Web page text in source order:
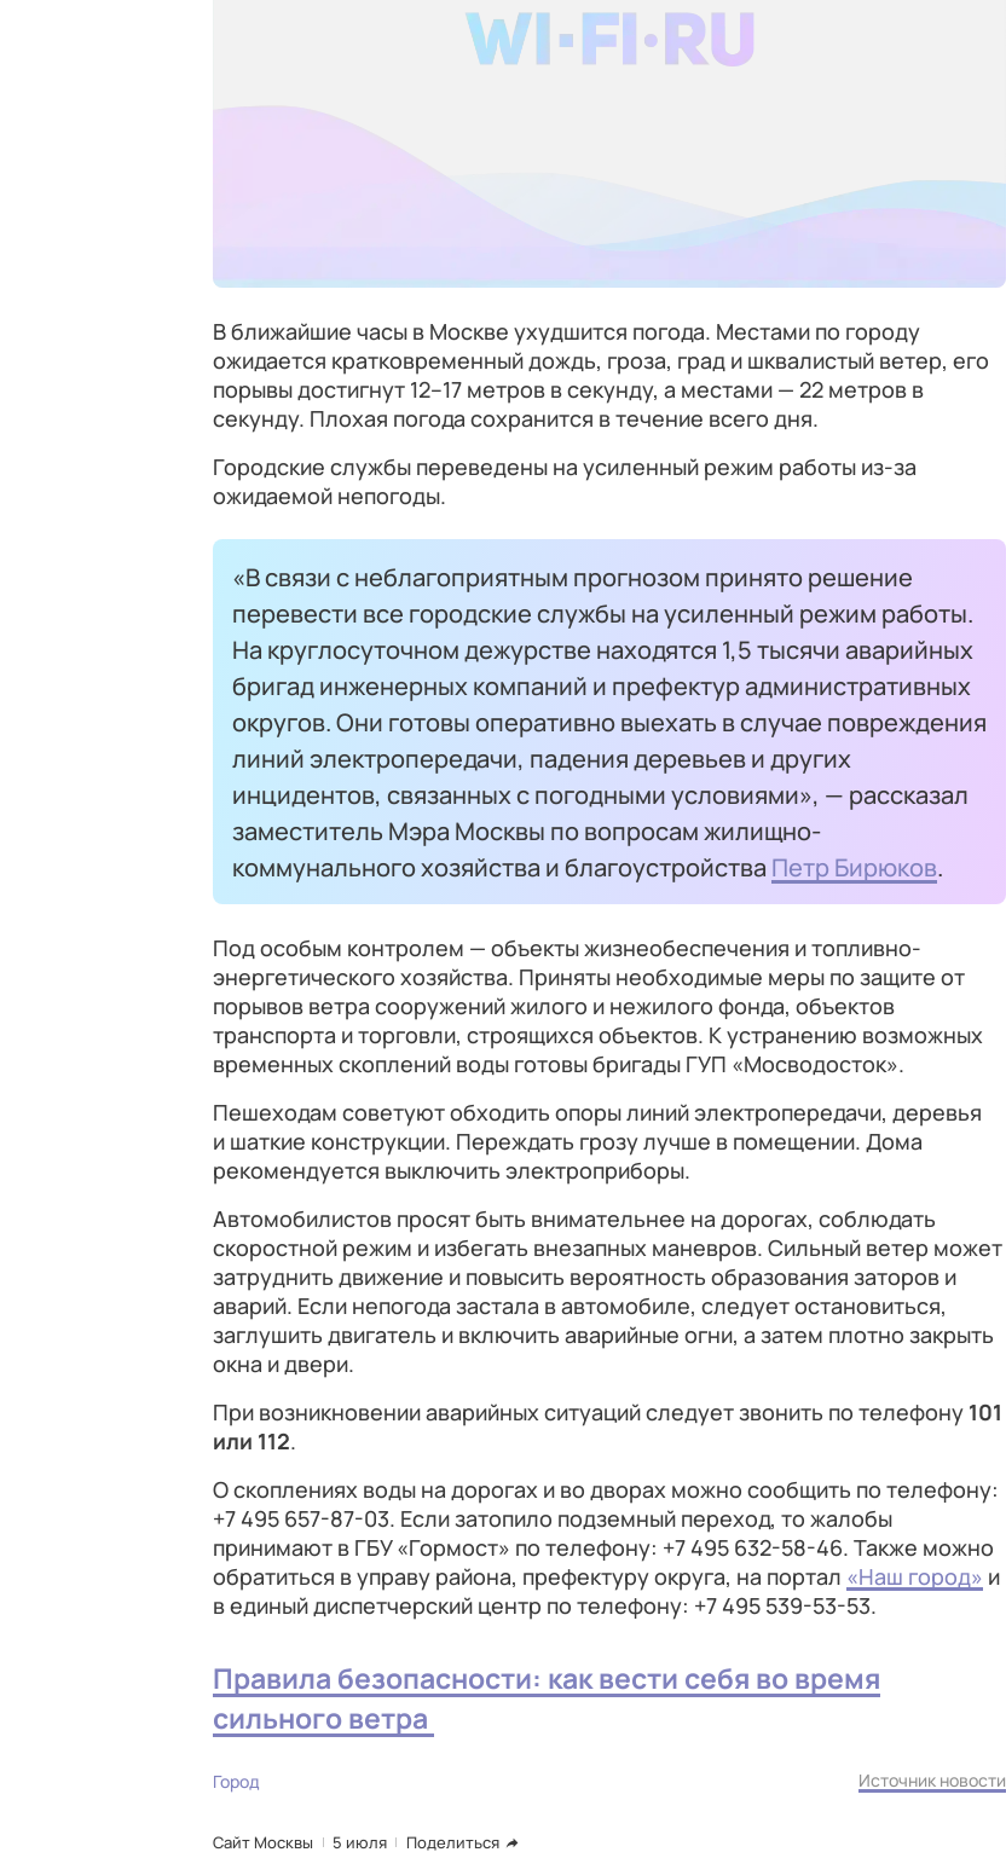
В ближайшие часы в Москве ухудшится погода. Местами по городу
ожидается кратковременный дождь, гроза, град и шквалистый ветер, его
порывы достигнут 12–17 метров в секунду, а местами — 22 метров в
секунду. Плохая погода сохранится в течение всего дня.
Городские службы переведены на усиленный режим работы из-за
ожидаемой непогоды.
«В связи с неблагоприятным прогнозом принято решение
перевести все городские службы на усиленный режим работы.
На круглосуточном дежурстве находятся 1,5 тысячи аварийных
бригад инженерных компаний и префектур административных
округов. Они готовы оперативно выехать в случае повреждения
линий электропередачи, падения деревьев и других
инцидентов, связанных с погодными условиями», — рассказал
заместитель Мэра Москвы по вопросам жилищно-
коммунального хозяйства и благоустройства Петр Бирюков.
Под особым контролем — объекты жизнеобеспечения и топливно-
энергетического хозяйства. Приняты необходимые меры по защите от
порывов ветра сооружений жилого и нежилого фонда, объектов
транспорта и торговли, строящихся объектов. К устранению возможных
временных скоплений воды готовы бригады ГУП «Мосводосток».
Пешеходам советуют обходить опоры линий электропередачи, деревья
и шаткие конструкции. Переждать грозу лучше в помещении. Дома
рекомендуется выключить электроприборы.
Автомобилистов просят быть внимательнее на дорогах, соблюдать
скоростной режим и избегать внезапных маневров. Сильный ветер может
затруднить движение и повысить вероятность образования заторов и
аварий. Если непогода застала в автомобиле, следует остановиться,
заглушить двигатель и включить аварийные огни, а затем плотно закрыть
окна и двери.
При возникновении аварийных ситуаций следует звонить по телефону 101
или 112.
О скоплениях воды на дорогах и во дворах можно сообщить по телефону:
+7 495 657-87-03. Если затопило подземный переход, то жалобы
принимают в ГБУ «Гормост» по телефону: +7 495 632-58-46. Также можно
обратиться в управу района, префектуру округа, на портал «Наш город» и
в единый диспетчерский центр по телефону: +7 495 539-53-53.
Правила безопасности: как вести себя во время
сильного ветра
Город Источник новости
Сайт Москвы 5 июля Поделиться